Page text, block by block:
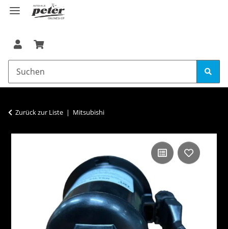
Zurück zur Liste Mitsubishi